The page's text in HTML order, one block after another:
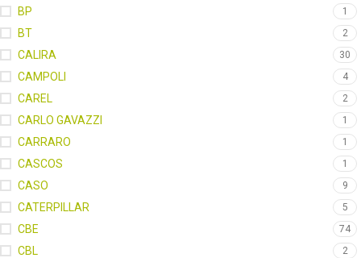
BP 1
BT 2
CALIRA 30
CAMPOLI 4
CAREL 2
CARLO GAVAZZI 1
CARRARO 1
CASCOS 1
CASO 9
CATERPILLAR 5
CBE 74
CBL 2